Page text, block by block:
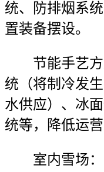
统、防排烟系
置装备摆设。
节能手艺方
统（将制冷发
水供应）、冰
统等，降低运营
室内雪场：